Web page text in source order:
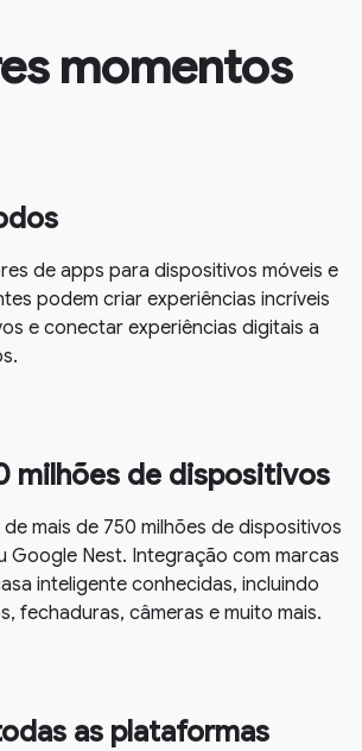
momentos
de apps para dispositivos móveis e
podem criar experiências incríveis
e conectar experiências digitais a
milhões de dispositivos
mais de 750 milhões de dispositivos
Google Nest. Integração com marcas
inteligente conhecidas, incluindo
fechaduras, câmeras e muito mais.
as plataformas